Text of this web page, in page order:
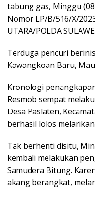
tabung gas, Minggu
Nomor LP/B/516/X/
UTARA/POLDA
Terduga pencuri
Kawangkoan Baru,
Kronologi
Resmob sempat
Desa Paslaten,
berhasil lolos
Tak berhenti disitu,
kembali melakukan
Samudera Bitung.
akang berangkat,